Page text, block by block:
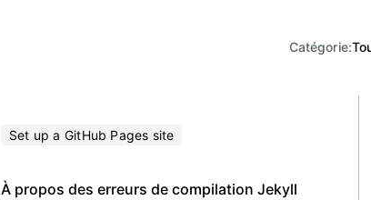
Catégorie:
Set up a GitHub Pages site
À propos des erreurs de compilation Jekyll